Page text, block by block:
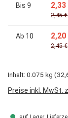
Bis 9 2,33
2,45 €
Ab 10 2,20
2,45 €
Inhalt: 0.075 kg
Preise inkl. MwSt.